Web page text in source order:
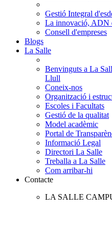
Gestió Integral
La innovació, ADN
Consell d'empreses
Blogs
La Salle
Benvinguts a La
Llull
Coneix-nos
Organització i
Escoles i Facultats
Gestió de la qualitat
Model acadèmic
Portal de
Informació Legal
Directori La Salle
Treballa a La Salle
Com arribar-hi
Contacte
LA SALLE